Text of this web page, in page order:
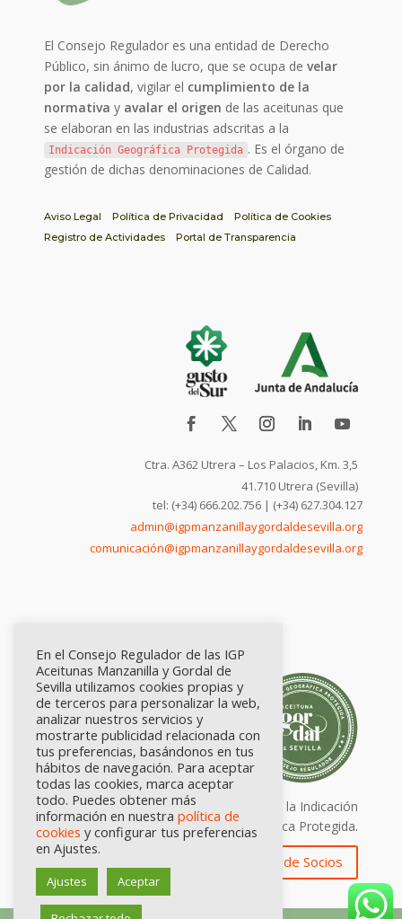
El Consejo Regulador es una entidad de Derecho
Público, sin ánimo de lucro, que se ocupa develar
por la calidad, vigilar el cumplimiento de la
normativa y avalar el origen de las aceitunas que
se elaboran en las industrias adscritas a la
Indicación Geográfica Protegida . Es el órgano de
gestión de dichas denominaciones de Calidad.
Aviso Legal Política de Privacidad
Política de Cookies
Registro de Actividades
Portal de Transparencia
Ctra. A362 Utrera – Los Palacios, Km. 3,5
41.710 Utrera (Sevilla)
tel: (+34) 666.202.756 | (+34) 627.304.127
admin@igpmanzanillaygordaldesevilla.org
comunicación@igpmanzanillaygordaldesevilla.org
Calidad certificada por Origen. Sellos de la Indicación
Geográfica Protegida.
Zona de Socios
En el Consejo Regulador de las IGP
Aceitunas Manzanilla y Gordal de
Sevilla utilizamos cookies propias y
de terceros para personalizar la web,
analizar nuestros servicios y
mostrarte publicidad relacionada con
tus preferencias, basándonos en tus
hábitos de navegación. Para aceptar
todas las cookies, marca aceptar
todo. Puedes obtener más
información en nuestra política de
cookies y configurar tus preferencias
en Ajustes.
Ajustes Aceptar